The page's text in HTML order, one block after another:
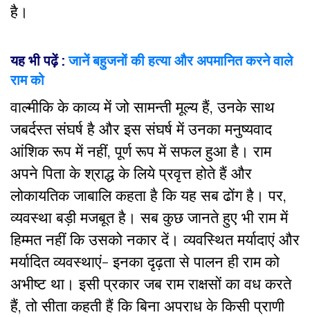
है।
यह भी पढ़ें :जानें बहुजनों की हत्या और अपमानित करने वाले
राम को
वाल्मीकि के काव्य में जो सामन्ती मूल्य हैं,उनके साथ
जबर्दस्त संघर्ष है और इस संघर्ष में उनका मनुष्यवाद
आंशिक रूप में नहीं,पूर्ण रूप में सफल हुआ है। राम
अपने पिता के श्राद्ध के लिये प्रवृत्त होते हैं और
लोकायतिक जाबालि कहता है कि यह सब ढोंग है। पर,
व्यवस्था बड़ी मजबूत है। सब कुछ जानते हुए भी राम में
हिम्मत नहीं कि उसको नकार दें। व्यवस्थित मर्यादाएं और
मर्यादित व्यवस्थाएं- इनका दृढ़ता से पालन ही राम को
अभीष्ट था। इसी प्रकार जब राम राक्षसों का वध करते
हैं,तो सीता कहती हैं कि बिना अपराध के किसी प्राणी